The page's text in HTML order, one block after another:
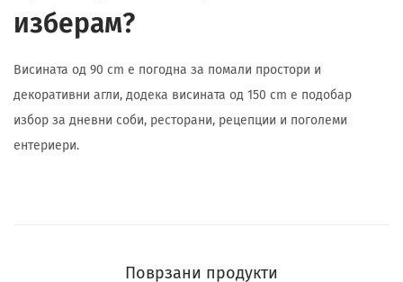
изберам?
Висината од 90 cm е погодна за помали простори и
декоративни агли, додека висината од 150 cm е подобар
избор за дневни соби, ресторани, рецепции и поголеми
ентериери.
Поврзани продукти